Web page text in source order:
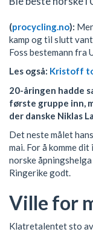
(procycling.no):
kamp og til slutt
Foss bestemann fra
Les også: Kristoff
20-åringen hadde
første gruppe inn,
der danske Niklas
Det neste målet
mai. For å komme
norske
Ringerike godt.
Ville for
Klatretalentet sto av